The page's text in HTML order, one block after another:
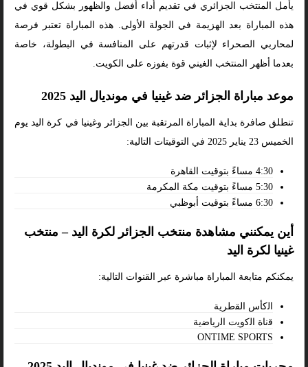
يأمل المنتخب الجزائري في تقديم أداء أفضل والظهور بشكل قوي في
هذه المباراة بعد الهزيمة في الجولة الأولى. هذه المباراة تعتبر فرصة
لمحاربي الصحراء لإثبات قدرتهم على المنافسة في البطولة، خاصة
بعدما أظهر المنتخب الغيني قوة بفوزه على الكويت.
موعد مباراة الجزائر ضد غينيا في مونديال اليد 2025
تنطلق صافرة بداية المباراة المرتقبة بين الجزائر وغينيا في كرة اليد يوم
الخميس 23 يناير 2025 في التوقيتات التالية:
4:30 مساءً بتوقيت القاهرة
5:30 مساءً بتوقيت مكة المكرمة
6:30 مساءً بتوقيت أبوظبي
أين يمكنني مشاهدة منتخب الجزائر لكرة اليد – منتخب
غينيا لكرة اليد
يمكنكم متابعة المباراة مباشرة عبر القنوات التالية:
اﻟﻛﺄس اﻟﻘطرﯾﺔ
ﻗﻧﺎة اﻟﻛوﯾت اﻟرﯾﺎﺿﯾﺔ
ONTIME SPORTS